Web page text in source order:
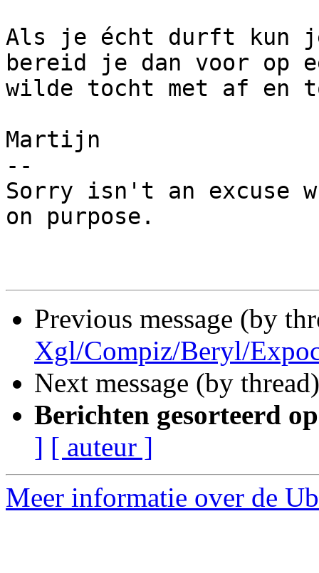
Als je écht durft kun
bereid je dan voor op
wilde tocht met af en
Martijn
--
Sorry isn't an excuse
on purpose.
Previous message (by
Xgl/Compiz/Beryl/
Next message (by
Berichten gesorteerd
] [ auteur ]
Meer informatie over de